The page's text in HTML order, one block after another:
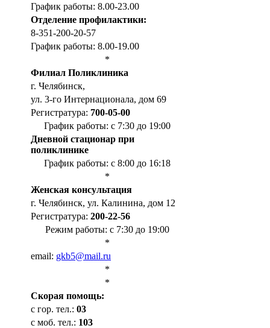
График работы: 8.00-23.00
Отделение профилактики:
8-351-200-20-57
График работы: 8.00-19.00
*
Филиал Поликлиника
г. Челябинск,
ул. 3-го Интернационала, дом 69
Регистратура: 700-05-00
График работы: с 7:30 до 19:00
Дневной стационар при
поликлинике
График работы: с 8:00 до 16:18
*
Женская консультация
г. Челябинск, ул. Калинина, дом 12
Регистратура: 200-22-56
Режим работы: с 7:30 до 19:00
*
email: gkb5@mail.ru
*
*
Cкорая помощь:
с гор. тел.: 03
с моб. тел.: 103